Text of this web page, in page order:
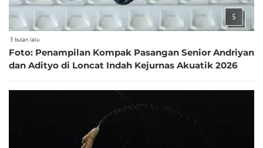
5
3 bulan lalu
Foto: Penampilan Kompak Pasangan Senior Andriyan
dan Adityo di Loncat Indah Kejurnas Akuatik 2026